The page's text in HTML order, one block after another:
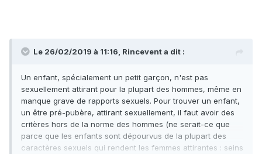
Le 26/02/2019 à 11:16, Rinceventa dit :
Un enfant, spécialement un petit garçon, n'est pas
sexuellement attirant pour la plupart des hommes, même en
manque grave de rapports sexuels. Pour trouver un enfant,
un être pré-pubère, attirant sexuellement, il faut avoir des
critères hors de la norme des hommes (ne serait-ce que
parce que les enfants sont dépourvus de la plupart des
caractères sexuels qui rendent les femmes attirantes : seins